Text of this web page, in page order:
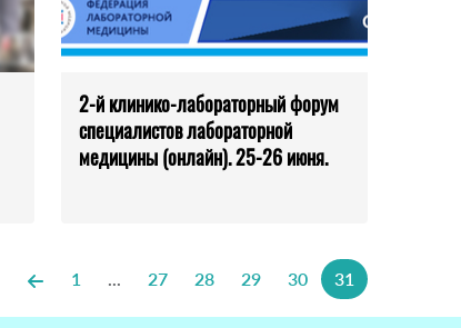
2-й клинико-лабораторный форум
специалистов лабораторной
медицины (онлайн). 25-26 июня.
1 ... 27 28 29 30 31